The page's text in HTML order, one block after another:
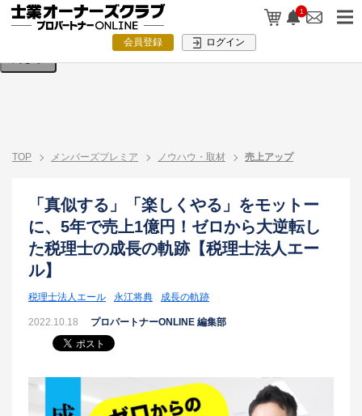
1
会員登録 ログイン
検索条件を入力してください。
TOP メンバーズプレミア ノウハウ・取材 売上アップ
「真似する」「楽しくやる」をモットー
に、5年で売上1億円！ゼロから大逆転し
た税理士の成長の軌跡【税理士法人エー
ル】
税理士法人エール 永江将典 成長の軌跡
2022.10.18 プロパートナーONLINE 編集部